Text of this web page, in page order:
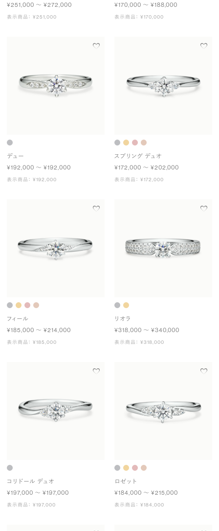
¥251,000 〜 ¥272,000
表示商品： ¥251,000
¥170,000 〜 ¥188,000
表示商品： ¥170,000
デュー
¥192,000 〜 ¥192,000
表示商品： ¥192,000
スプリング デュオ
¥172,000 〜 ¥202,000
表示商品： ¥172,000
フィール
¥185,000 〜 ¥214,000
表示商品： ¥185,000
リオラ
¥318,000 〜 ¥340,000
表示商品： ¥318,000
コリドール デュオ
¥197,000 〜 ¥197,000
表示商品： ¥197,000
ロゼット
¥184,000 〜 ¥215,000
表示商品： ¥184,000